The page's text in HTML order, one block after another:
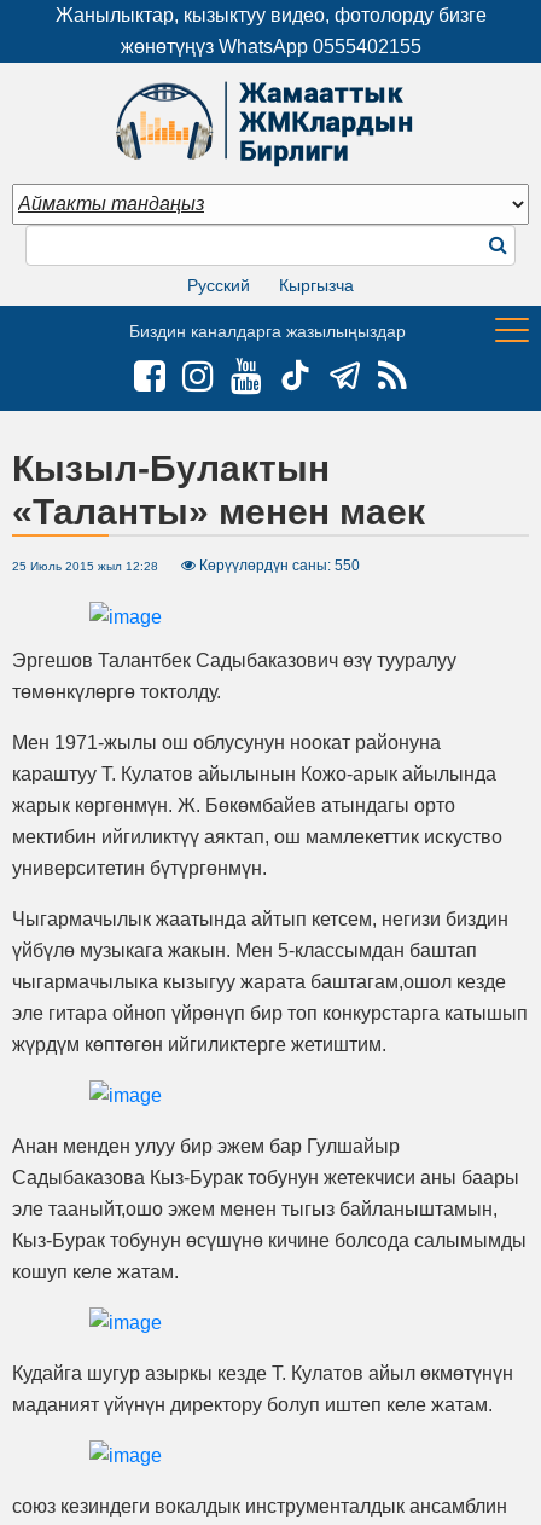
Жанылыктар, кызыктуу видео, фотолорду бизге
жөнөтүңүз WhatsApp 0555402155
Русский Кыргызча
Биздин каналдарга жазылыңыздар
Кызыл-Булактын
«Таланты» менен маек
25 Июль 2015 жыл 12:28 Көрүүлөрдүн саны: 550
Эргешов Талантбек Садыбаказович өзү тууралуу
төмөнкүлөргө токтолду.
Мен 1971-жылы ош облусунун ноокат районуна
караштуу Т. Кулатов айылынын Кожо-арык айылында
жарык көргөнмүн. Ж. Бөкөмбайев атындагы орто
мектибин ийгиликтүү аяктап, ош мамлекеттик искуство
университетин бүтүргөнмүн.
Чыгармачылык жаатында айтып кетсем, негизи биздин
үйбүлө музыкага жакын. Мен 5-классымдан баштап
чыгармачылыка кызыгуу жарата баштагам,ошол кезде
эле гитара ойноп үйрөнүп бир топ конкурстарга катышып
жүрдүм көптөгөн ийгиликтерге жетиштим.
Анан менден улуу бир эжем бар Гулшайыр
Садыбаказова Кыз-Бурак тобунун жетекчиси аны баары
эле тааныйт,ошо эжем менен тыгыз байланыштамын,
Кыз-Бурак тобунун өсүшүнө кичине болсода салымымды
кошуп келе жатам.
Кудайга шугур азыркы кезде Т. Кулатов айыл өкмөтүнүн
маданият үйүнүн директору болуп иштеп келе жатам.
союз кезиндеги вокалдык инструменталдык ансамблин